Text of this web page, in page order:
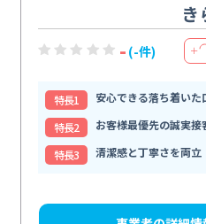
き
- (-件) ＋
特⻑1
安心できる落ち着いた
特⻑2
お客様最優先の誠実接
特⻑3
清潔感と丁寧さを両立